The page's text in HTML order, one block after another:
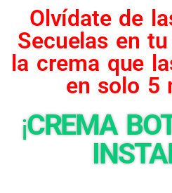
Olvídate de
Secuelas en
la crema que
en solo 5
¡CREMA